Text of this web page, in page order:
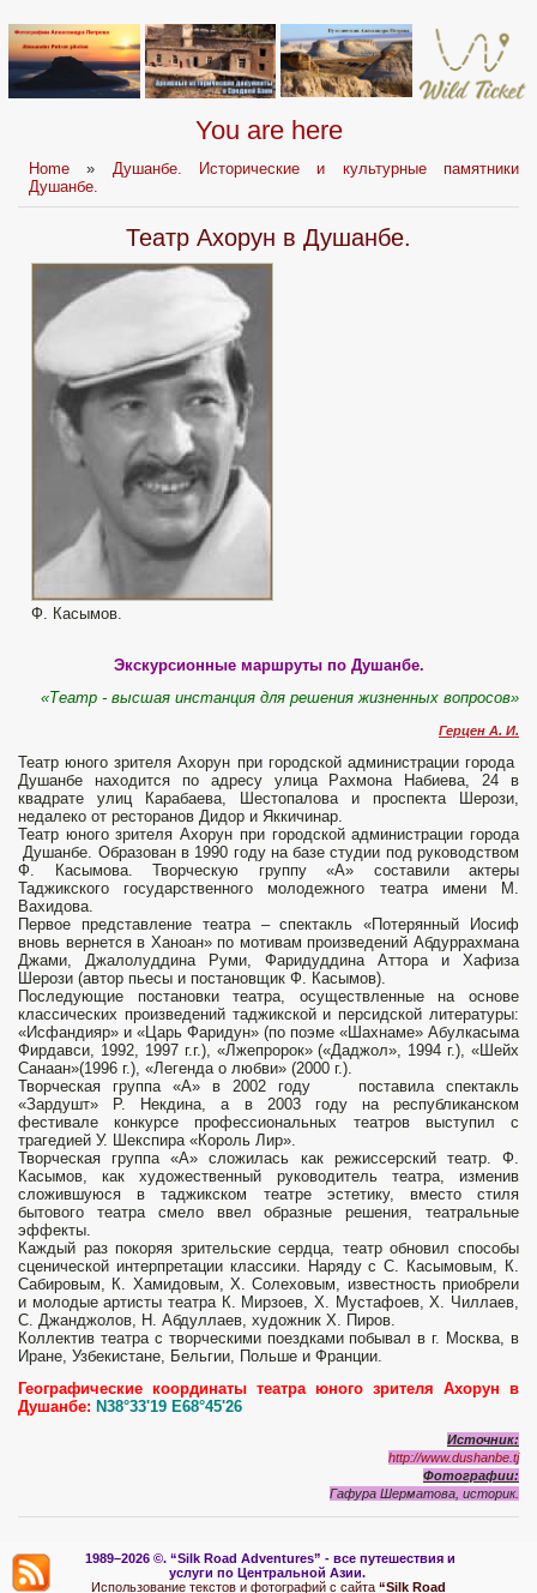
You are here
Home » Душанбе. Исторические и культурные памятники
Душанбе.
Театр Ахорун в Душанбе.
Ф. Касымов.
Экскурсионные маршруты по Душанбе.
«Театр - высшая инстанция для решения жизненных вопросов»
Герцен А. И.
Театр юного зрителя Ахорун при городской администрации города
Душанбе находится по адресу улица Рахмона Набиева, 24 в
квадрате улиц Карабаева, Шестопалова и проспекта Шерози,
недалеко от ресторанов Дидор и Яккичинар.
Театр юного зрителя Ахорун при городской администрации города
Душанбе. Образован в 1990 году на базе студии под руководством
Ф. Касымова. Творческую группу «А» составили актеры
Таджикского государственного молодежного театра имени М.
Вахидова.
Первое представление театра – спектакль «Потерянный Иосиф
вновь вернется в Ханоан» по мотивам произведений Абдуррахмана
Джами, Джалолуддина Руми, Фаридуддина Аттора и Хафиза
Шерози (автор пьесы и постановщик Ф. Касымов).
Последующие постановки театра, осуществленные на основе
классических произведений таджикской и персидской литературы:
«Исфандияр» и «Царь Фаридун» (по поэме «Шахнаме» Абулкасыма
Фирдавси, 1992, 1997 г.г.), «Лжепророк» («Даджол», 1994 г.), «Шейх
Санаан»(1996 г.), «Легенда о любви» (2000 г.).
Творческая группа «А» в 2002 году поставила спектакль
«Зардушт» Р. Некдина, а в 2003 году на республиканском
фестивале конкурсе профессиональных театров выступил с
трагедией У. Шекспира «Король Лир».
Творческая группа «А» сложилась как режиссерский театр. Ф.
Касымов, как художественный руководитель театра, изменив
сложившуюся в таджикском театре эстетику, вместо стиля
бытового театра смело ввел образные решения, театральные
эффекты.
Каждый раз покоряя зрительские сердца, театр обновил способы
сценической интерпретации классики. Наряду с С. Касымовым, К.
Сабировым, К. Хамидовым, Х. Солеховым, известность приобрели
и молодые артисты театра К. Мирзоев, Х. Мустафоев, Х. Чиллаев,
С. Джанджолов, Н. Абдуллаев, художник Х. Пиров.
Коллектив театра с творческими поездками побывал в г. Москва, в
Иране, Узбекистане, Бельгии, Польше и Франции.
Географические координаты театра юного зрителя Ахорун в
Душанбе: N38°33'19 E68°45'26
Источник:
http://www.dushanbe.tj
Фотографии:
Гафура Шерматова, историк.
1989–2026 ©. “Silk Road Adventures” - все путешествия и
услуги по Центральной Азии.
Использование текстов и фотографий с сайта “Silk Road